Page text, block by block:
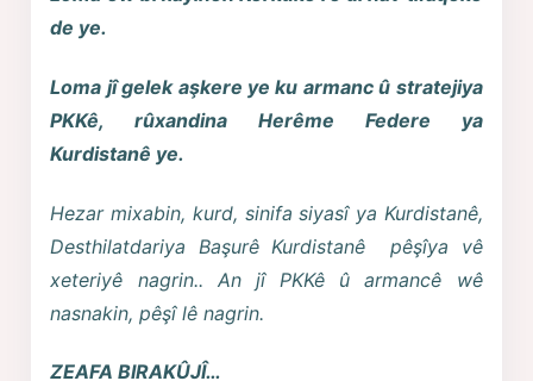
de ye.
Loma jî gelek aşkere ye ku armanc û stratejiya
PKKê, rûxandina Herême Federe ya
Kurdistanê ye.
Hezar mixabin, kurd, sinifa siyasî ya Kurdistanê,
Desthilatdariya Başurê Kurdistanê pêşîya vê
xeteriyê nagrin.. An jî PKKê û armancê wê
nasnakin, pêşî lê nagrin.
ZEAFA BIRAKÛJÎ…